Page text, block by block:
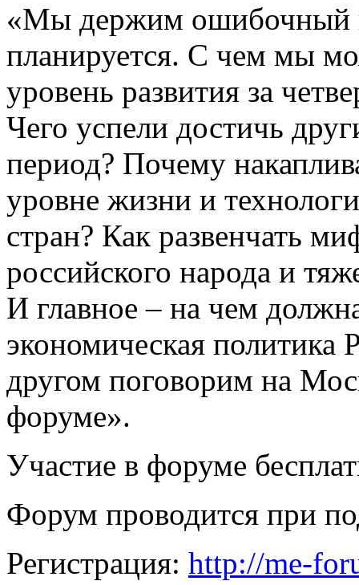
«Мы держим ошибочный
планируется. С чем мы
уровень развития за
Чего успели достичь
период? Почему
уровне жизни и
стран? Как развенчать
российского народа и
И главное – на чем
экономическая
другом поговорим на
форуме».
Участие в форуме
Форум проводится при
Регистрация: http://me-